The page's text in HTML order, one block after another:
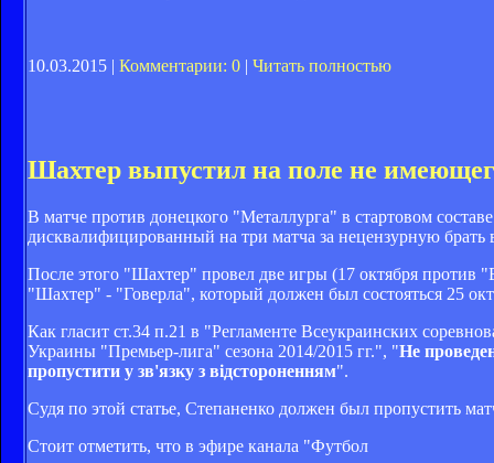
10.03.2015 | Комментарии: 0 | Читать полностью
Шахтер выпустил на поле не
В матче против донецкого "Металлурга" в стартовом
дисквалифицированный на три матча за нецензурную
После этого "Шахтер" провел две игры (17 октября
"Шахтер" - "Говерла", который должен был состояться 25
Как гласит ст.34 п.21 в "Регламенте Всеукраинских
Украины "Премьер-лига" сезона 2014/2015 гг.", "Не
пропустити у зв'язку з відстороненням".
Судя по этой статье, Степаненко должен был пропустить
Стоит отметить, что в эфире канала "Футбол